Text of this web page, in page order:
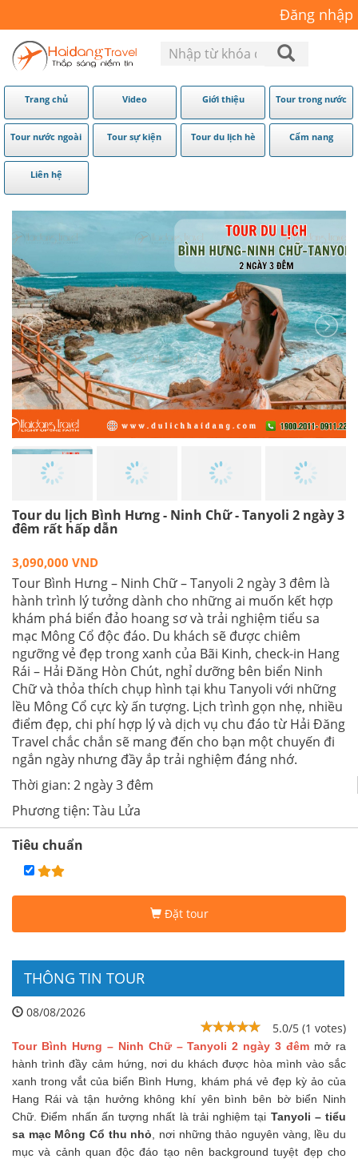
Đăng nhập
Trang chủ Video Giới thiệu Tour trong nước
Tour nước ngoài Tour sự kiện Tour du lịch hè Cẩm nang
Liên hệ
Tour du lịch Bình Hưng - Ninh Chữ - Tanyoli 2 ngày 3
đêm rất hấp dẫn
3,090,000 VND
Tour Bình Hưng – Ninh Chữ – Tanyoli 2 ngày 3 đêm là
hành trình lý tưởng dành cho những ai muốn kết hợp
khám phá biển đảo hoang sơ và trải nghiệm tiểu sa
mạc Mông Cổ độc đáo. Du khách sẽ được chiêm
ngưỡng vẻ đẹp trong xanh của Bãi Kinh, check-in Hang
Rái – Hải Đăng Hòn Chút, nghỉ dưỡng bên biển Ninh
Chữ và thỏa thích chụp hình tại khu Tanyoli với những
lều Mông Cổ cực kỳ ấn tượng. Lịch trình gọn nhẹ, nhiều
điểm đẹp, chi phí hợp lý và dịch vụ chu đáo từ Hải Đăng
Travel chắc chắn sẽ mang đến cho bạn một chuyến đi
ngắn ngày nhưng đầy ắp trải nghiệm đáng nhớ.
Thời gian: 2 ngày 3 đêm
Phương tiện: Tàu Lửa
Tiêu chuẩn
Đặt tour
THÔNG TIN TOUR
08/08/2026
5.0/5 (1 votes)
Tour Bình Hưng – Ninh Chữ – Tanyoli 2 ngày 3 đêm mở ra
hành trình đầy cảm hứng, nơi du khách được hòa mình vào sắc
xanh trong vắt của biển Bình Hưng, khám phá vẻ đẹp kỳ ảo của
Hang Rái và tận hưởng không khí yên bình bên bờ biển Ninh
Chữ. Điểm nhấn ấn tượng nhất là trải nghiệm tại Tanyoli – tiểu
sa mạc Mông Cổ thu nhỏ, nơi những thảo nguyên vàng, lều du
mục và cảnh quan độc đáo tạo nên background tuyệt đẹp cho